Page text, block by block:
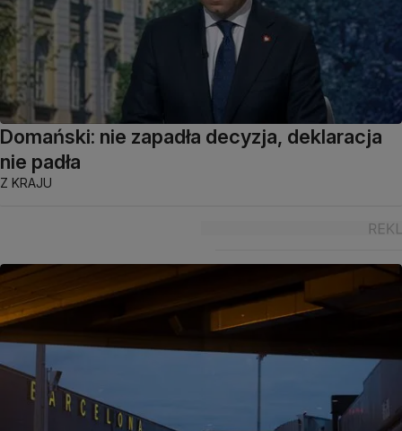
Domański: nie zapadła decyzja, deklaracja
nie padła
Z KRAJU